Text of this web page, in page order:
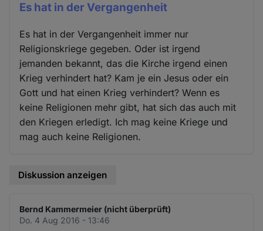
Es hat in der Vergangenheit
Es hat in der Vergangenheit immer nur
Religionskriege gegeben. Oder ist irgend
jemanden bekannt, das die Kirche irgend einen
Krieg verhindert hat? Kam je ein Jesus oder ein
Gott und hat einen Krieg verhindert? Wenn es
keine Religionen mehr gibt, hat sich das auch mit
den Kriegen erledigt. Ich mag keine Kriege und
mag auch keine Religionen.
Diskussion anzeigen
Bernd Kammermeier (nicht überprüft)
Do. 4 Aug 2016 - 13:46